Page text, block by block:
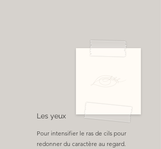
Les yeux
Pour intensifier le ras de cils pour
redonner du caractère au regard.